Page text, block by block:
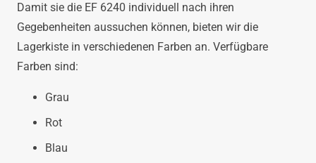
Damit sie die EF 6240 individuell nach ihren
Gegebenheiten aussuchen können, bieten wir die
Lagerkiste in verschiedenen Farben an. Verfügbare
Farben sind:
Grau
Rot
Blau